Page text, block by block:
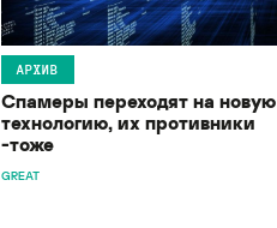
АРХИВ
Спамеры переходят на новую
технологию, их противники
-тоже
GREAT